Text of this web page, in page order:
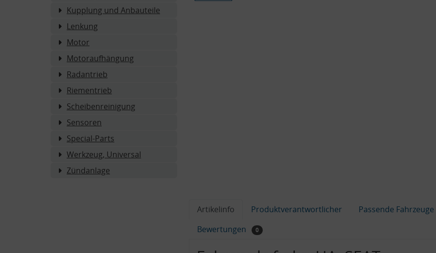
Kupplung und Anbauteile
Lenkung
Motor
Motoraufhängung
Radantrieb
Riementrieb
Scheibenreinigung
Sensoren
Special-Parts
Werkzeug, Universal
Zündanlage
Artikelinfo Produktverantwortlicher
Passende Fahrzeuge
Bewertungen
0